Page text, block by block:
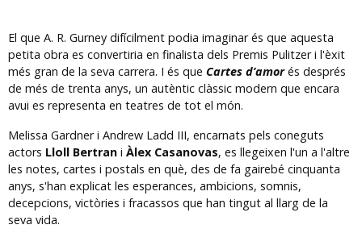
El que A. R. Gurney difícilment podia imaginar és que aquesta
petita obra es convertiria en finalista dels Premis Pulitzer i l'èxit
més gran de la seva carrera. I és que Cartes d’amorés després
de més de trenta anys, un autèntic clàssic modern que encara
avui es representa en teatres de tot el món.
Melissa Gardner i Andrew Ladd III, encarnats pels coneguts
actors Lloll Bertran i Àlex Casanovas, es llegeixen l'un a l'altre
les notes, cartes i postals en què, des de fa gairebé cinquanta
anys, s'han explicat les esperances, ambicions, somnis,
decepcions, victòries i fracassos que han tingut al llarg de la
seva vida.